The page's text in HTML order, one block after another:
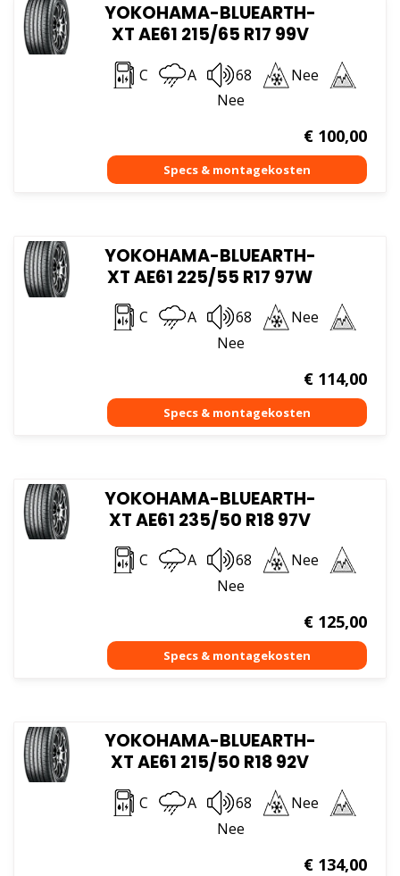
YOKOHAMA-BLUEARTH-
XT AE61 215/65 R17 99V
C A 68
Nee
Nee
€100,00
YOKOHAMA-BLUEARTH-
XT AE61 225/55 R17 97W
C A 68
Nee
Nee
€114,00
YOKOHAMA-BLUEARTH-
XT AE61 235/50 R18 97V
C A 68
Nee
Nee
€125,00
YOKOHAMA-BLUEARTH-
XT AE61 215/50 R18 92V
C A 68
Nee
Nee
€134,00